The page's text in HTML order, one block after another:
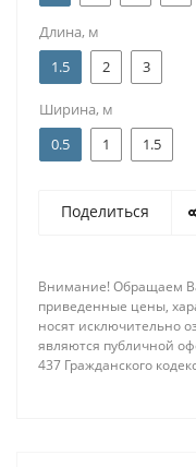
Длина, м
1.5
2 3
Ширина, м
0.5
1 1.5
Поделиться
Внимание! Обращаем
приведенные цены,
носят исключительно
являются публичной
437 Гражданского